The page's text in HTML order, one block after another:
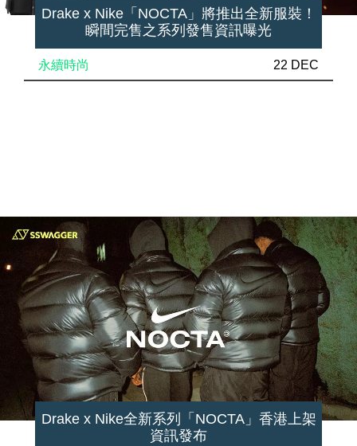
Drake x Nike「NOCTA」將推出全新服裝！
瞬間完售之系列發售資訊曝光
永續時尚 22 DEC
Drake x Nike全新系列「NOCTA」香港上架
資訊發布